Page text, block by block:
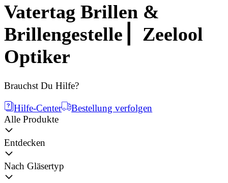
Vatertag Brillen &
Brillengestelle ▏Zeelool
Optiker
Brauchst Du Hilfe?
Hilfe-Center
Bestellung verfolgen
Alle Produkte
Entdecken
Nach Gläsertyp